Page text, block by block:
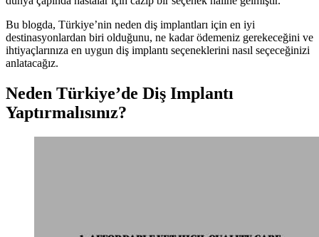
Bu blogda, Türkiye’nin neden diş implantları için en iyi
destinasyonlardan biri olduğunu, ne kadar ödemeniz gerekeceğini ve
ihtiyaçlarınıza en uygun diş implantı seçeneklerini nasıl seçeceğinizi
anlatacağız.
Neden Türkiye’de Diş Implantı
Yaptırmalısınız?